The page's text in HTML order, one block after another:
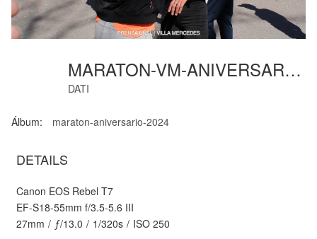
MARATON-VM-ANIVERSARIO-74
DATI
Álbum: maraton-aniversario-2024
DETAILS
Canon EOS Rebel T7
EF-S18-55mm f/3.5-5.6 III
27mm / ƒ/13.0 / 1/320s / ISO 250